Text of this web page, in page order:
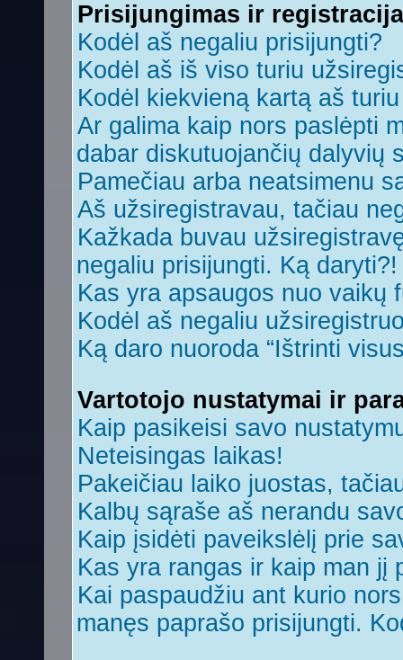
Prisijungimas ir registracija
Kodėl aš negaliu prisijungti?
Kodėl aš iš viso turiu
Kodėl kiekvieną kartą aš
Ar galima kaip nors paslėpti
dabar diskutuojančių dalyvių
Pamečiau arba neatsimenu
Aš užsiregistravau, tačiau
Kažkada buvau
negaliu prisijungti. Ką daryti?!
Kas yra apsaugos nuo vaikų
Kodėl aš negaliu
Ką daro nuoroda “Ištrinti
Vartotojo nustatymai ir
Kaip pasikeisi savo
Neteisingas laikas!
Pakeičiau laiko juostas,
Kalbų sąraše aš nerandu
Kaip įsidėti paveikslėlį prie
Kas yra rangas ir kaip man jį
Kai paspaudžiu ant kurio
manęs paprašo prisijungti.